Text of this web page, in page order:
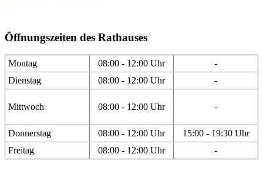
Öffnungszeiten des Rathauses
Montag 08:00 - 12:00 Uhr
-
Dienstag
08:00 - 12:00 Uhr -
Mittwoch 08:00 - 12:00 Uhr -
Donnerstag 08:00 - 12:00 Uhr
15:00 - 19:30 Uhr
Freitag
08:00 - 12:00 Uhr -